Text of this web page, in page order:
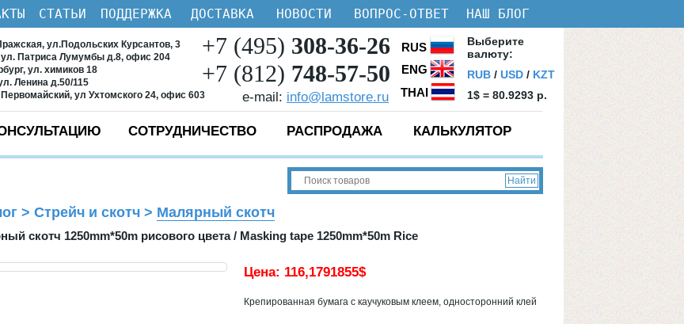
СТАТЬИ ПОДДЕРЖКА ДОСТАВКА НОВОСТИ ВОПРОС-ОТВЕТ НАШ БЛОГ
ул.Подольских Курсантов, 3
ул. Патриса Лумумбы д.8, офис 204
ул. химиков 18
Ленина д.50/115
ул Ухтомского 24, офис 603
+7 (495) 308-36-26
+7 (812) 748-57-50
e-mail: info@lamstore.ru
RUS
ENG
Bыберите
валюту:
RUB / USD / KZT
1$ = 80.9293 p.
THAI
СОТРУДНИЧЕСТВО РАСПРОДАЖА КАЛЬКУЛЯТОР
> Стрейч и скотч > Малярный скотч
скотч 1250mm*50m рисового цвета / Masking tape 1250mm*50m Rice
Цена: 116,1791855$
Крепированная бумага с каучуковым клеем, односторонний клей